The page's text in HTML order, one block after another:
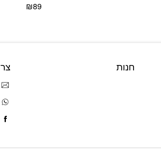
₪89
חנות